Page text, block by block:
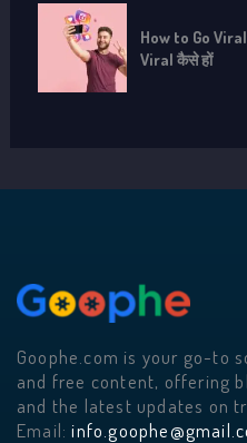
How to Go
Viral कैसे हों
Goophe.com is your go-to
and free content, offering
and the latest updates on
Email: